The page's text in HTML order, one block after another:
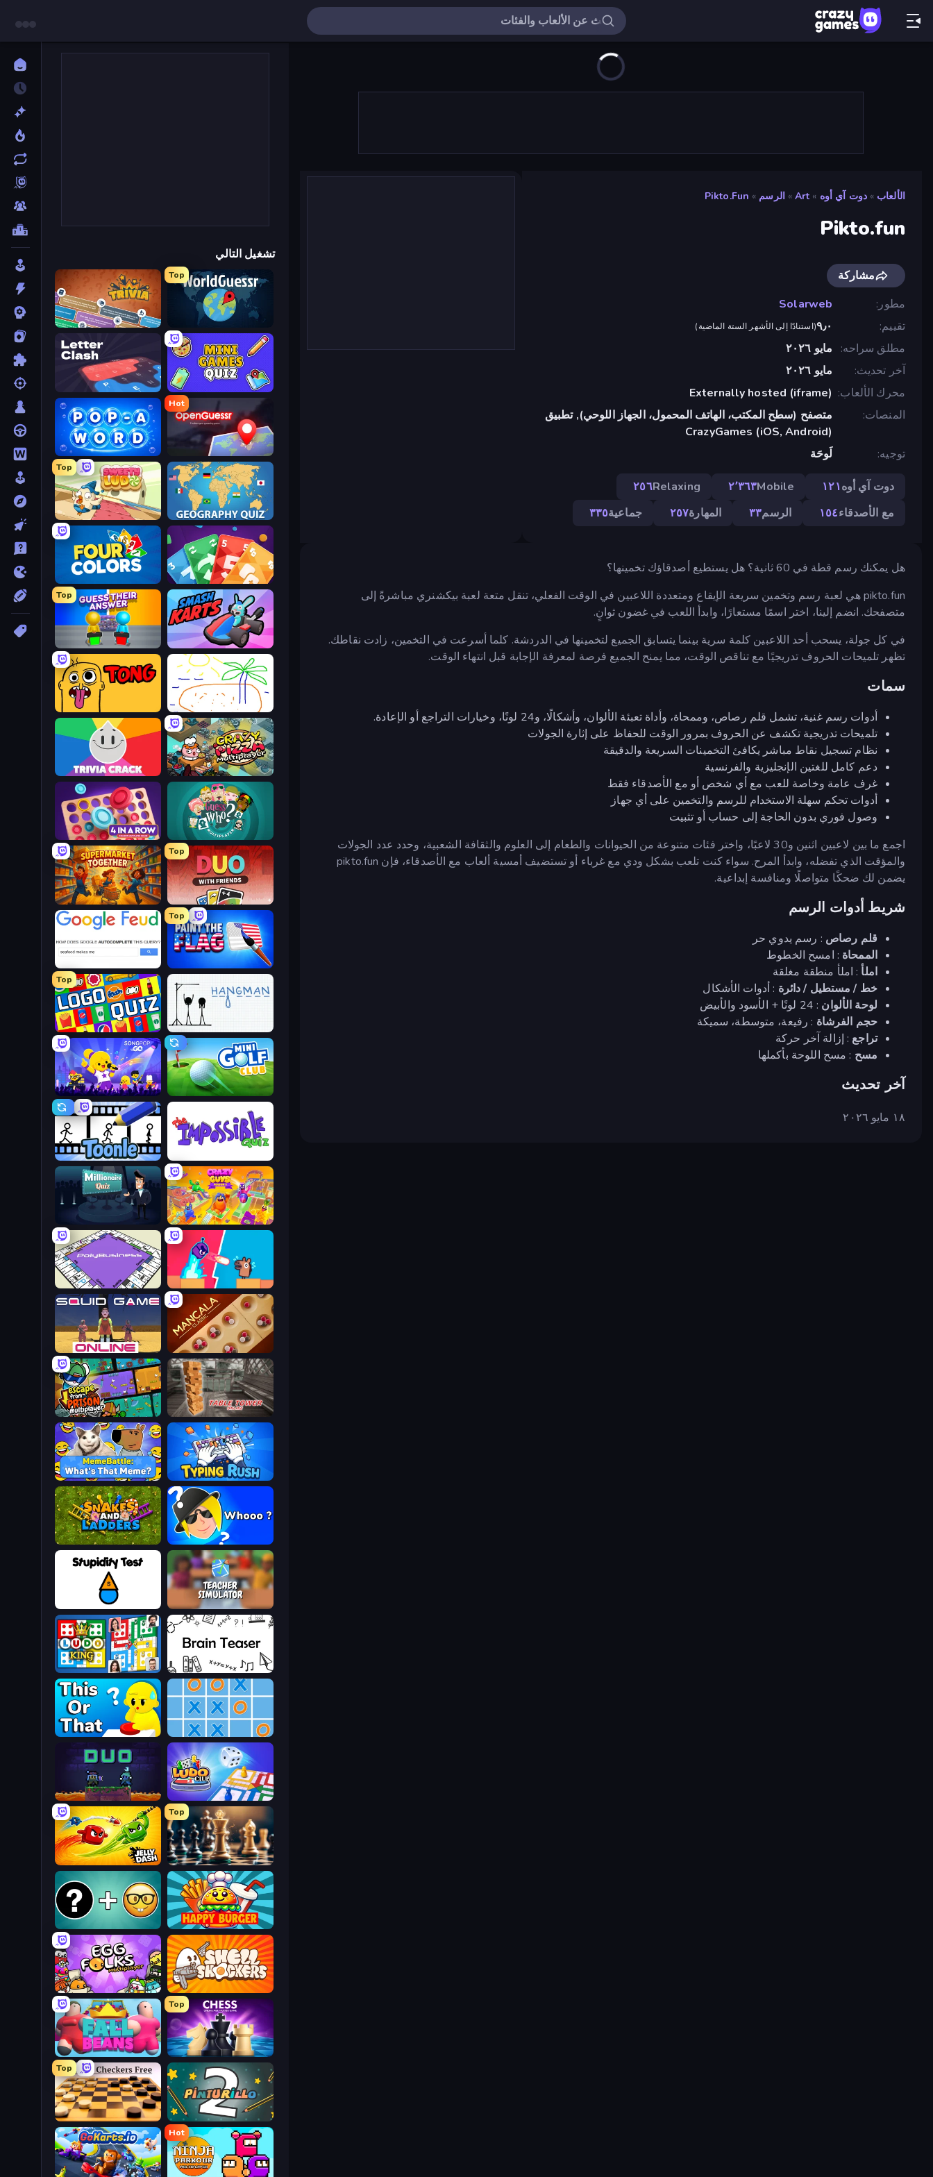
الألعاب » دوت آي أوه »
Art
» الرسم »
Pikto.fun
Pikto.fun
مشاركة
مطور
Solarweb
تقييم
٩٫٠(استنادًا إلى الأشهر الستة الماضية)
مطلق سراحه
مايو ٢٠٢٦
آخر تحديث
مايو ٢٠٢٦
محرك الألعاب
Externally hosted (iframe)
المنصات
متصفح (سطح المكتب، الهاتف المحمول، الجهاز اللوحي), تطبيق
CrazyGames (iOS, Android)
توجيه
لَوحَة
دوت آي أوه١٢١ Mobile٢٬٣٦٣ Relaxing٢٥٦
مع الأصدقاء١٥٤ الرسم٣٣ المهارة٢٥٧ جماعية٣٣٥
هل يمكنك رسم قطة في 60 ثانية؟ هل يستطيع أصدقاؤك تخمينها؟
pikto.fun هي لعبة رسم وتخمين سريعة الإيقاع ومتعددة اللاعبين في الوقت الفعلي، تنقل متعة لعبة بيكشنري مباشرةً إلى
متصفحك. انضم إلينا، اختر اسمًا مستعارًا، وابدأ اللعب في غضون ثوانٍ.
في كل جولة، يسحب أحد اللاعبين كلمة سرية بينما يتسابق الجميع لتخمينها في الدردشة. كلما أسرعت في التخمين، زادت نقاطك.
تظهر تلميحات الحروف تدريجيًا مع تناقص الوقت، مما يمنح الجميع فرصة لمعرفة الإجابة قبل انتهاء الوقت.
سمات
أدوات رسم غنية، تشمل قلم رصاص، وممحاة، وأداة تعبئة الألوان، وأشكالًا، و24 لونًا، وخيارات التراجع أو الإعادة.
تلميحات تدريجية تكشف عن الحروف بمرور الوقت للحفاظ على إثارة الجولات
نظام تسجيل نقاط مباشر يكافئ التخمينات السريعة والدقيقة
دعم كامل للغتين الإنجليزية والفرنسية
غرف عامة وخاصة للعب مع أي شخص أو مع الأصدقاء فقط
أدوات تحكم سهلة الاستخدام للرسم والتخمين على أي جهاز
وصول فوري بدون الحاجة إلى حساب أو تثبيت
اجمع ما بين لاعبين اثنين و30 لاعبًا، واختر فئات متنوعة من الحيوانات والطعام إلى العلوم والثقافة الشعبية، وحدد عدد الجولات
والمؤقت الذي تفضله، وابدأ المرح. سواء كنت تلعب بشكل ودي مع غرباء أو تستضيف أمسية ألعاب مع الأصدقاء، فإن pikto.fun
يضمن لك ضحكًا متواصلًا ومنافسة إبداعية.
شريط أدوات الرسم
قلم رصاص : رسم يدوي حر
الممحاة : امسح الخطوط
املأ : املأ منطقة مغلقة
خط / مستطيل / دائرة : أدوات الأشكال
لوحة الألوان : 24 لونًا + الأسود والأبيض
حجم الفرشاة : رفيعة، متوسطة، سميكة
تراجع : إزالة آخر حركة
مسح : مسح اللوحة بأكملها
آخر تحديث
١٨ مايو ٢٠٢٦
تشغيل التالي
Top
Trivia
Mini Games Quiz
LetterClash
Hot
Pop-a-Word
Geography Quiz: Flags and Capitals
Top
Sweety Ludo
Foono Online Multiplayer
Four Colors
Smash Karts
Top
Guess Their Answer
Skribbl.io
Tong
Crazy Pizza Multiplayer
Trivia Crack
Guess Who Online
Connect 4 Online Multiplayer
Top
DUO With Friends
Supermarket Together
Top
Paint the Flag
Google Feud
Hangman
Top
Logo Quiz: Game World Trivia
Mini Golf Club
SongPop GO
The Impossible Quiz
Toonle
Crazy Guys
Millionaire Quiz
Boom Slingers ReBoom
PolyBusiness (Unofficial Monopoly)
Mancala Classic
Squid Game Online
Table Tower Online
Escape From Prison Multiplayer
Typing Rush
MemeBattle: What's That Meme?
Whooo?
Snakes and Ladders
Teacher Simulator
Stupidity Test
Brain Teaser
Ludo King
Tic Tac Toe Online
ToT or Trivia
Ludo Club
Duo
Top
Chess Free
Jelly Dash
Happy Burger
Emoji Guess Master!
Shell Shockers
Egg Folks Multiplayer
Top
Chess Online Multiplayer
Fall Beans
Pinturillo 2
Top
English Checkers Free
Hot